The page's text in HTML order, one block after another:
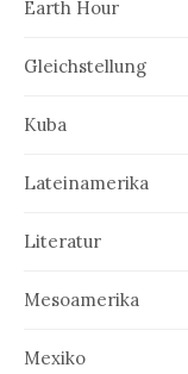
Earth Hour
Gleichstellung
Kuba
Lateinamerika
Literatur
Mesoamerika
Mexiko